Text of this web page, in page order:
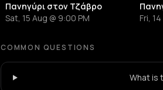
Πανηγύρι στον Τζάβρο
Sat, 15 Aug @ 9:00 PM
Fri,
COMMON QUESTIONS
What is